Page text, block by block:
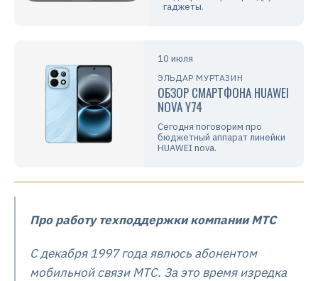
гаджеты.
10 июля
ЭЛЬДАР МУРТАЗИН
ОБЗОР СМАРТФОНА HUAWEI
NOVA Y74
Сегодня поговорим про
бюджетный аппарат линейки
HUAWEI nova.
Про работу техподдержки компании МТС
С декабря 1997 года явлюсь абонентом
мобильной связи МТС. За это время изредка